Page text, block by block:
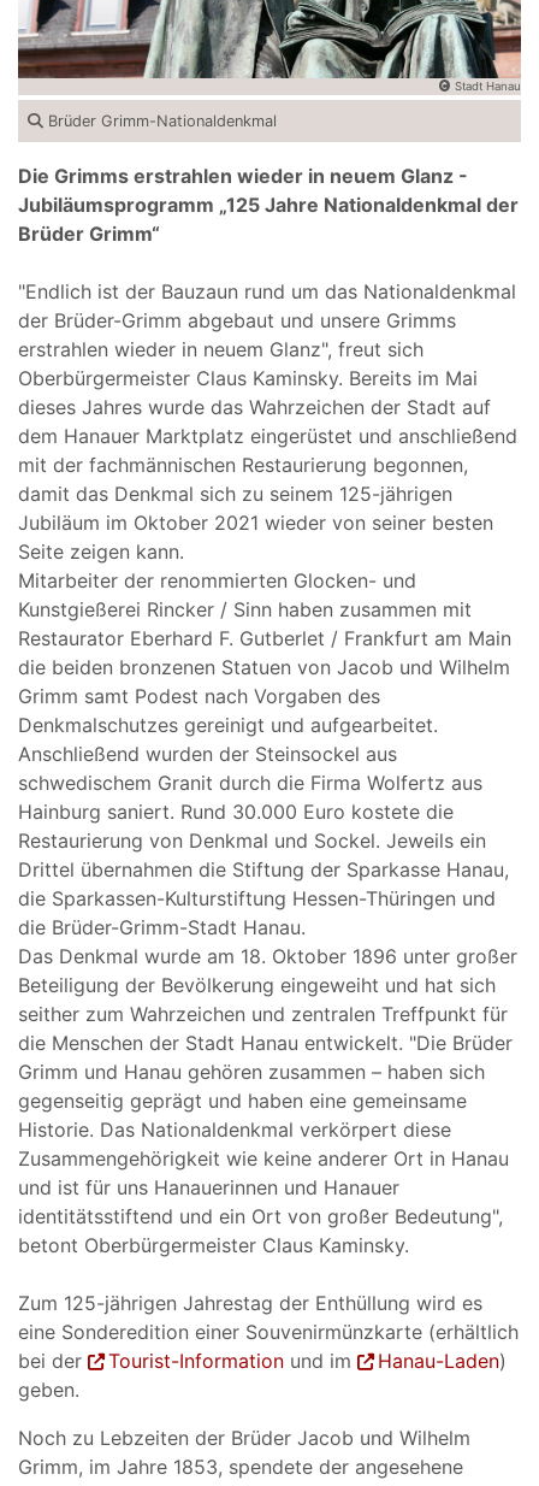
Stadt Hanau
Brüder Grimm-Nationaldenkmal
Die Grimms erstrahlen wieder in neuem Glanz -
Jubiläumsprogramm „125 Jahre Nationaldenkmal der
Brüder Grimm“
"Endlich ist der Bauzaun rund um das Nationaldenkmal
der Brüder-Grimm abgebaut und unsere Grimms
erstrahlen wieder in neuem Glanz", freut sich
Oberbürgermeister Claus Kaminsky. Bereits im Mai
dieses Jahres wurde das Wahrzeichen der Stadt auf
dem Hanauer Marktplatz eingerüstet und anschließend
mit der fachmännischen Restaurierung begonnen,
damit das Denkmal sich zu seinem 125-jährigen
Jubiläum im Oktober 2021 wieder von seiner besten
Seite zeigen kann.
Mitarbeiter der renommierten Glocken- und
Kunstgießerei Rincker / Sinn haben zusammen mit
Restaurator Eberhard F. Gutberlet / Frankfurt am Main
die beiden bronzenen Statuen von Jacob und Wilhelm
Grimm samt Podest nach Vorgaben des
Denkmalschutzes gereinigt und aufgearbeitet.
Anschließend wurden der Steinsockel aus
schwedischem Granit durch die Firma Wolfertz aus
Hainburg saniert. Rund 30.000 Euro kostete die
Restaurierung von Denkmal und Sockel. Jeweils ein
Drittel übernahmen die Stiftung der Sparkasse Hanau,
die Sparkassen-Kulturstiftung Hessen-Thüringen und
die Brüder-Grimm-Stadt Hanau.
Das Denkmal wurde am 18. Oktober 1896 unter großer
Beteiligung der Bevölkerung eingeweiht und hat sich
seither zum Wahrzeichen und zentralen Treffpunkt für
die Menschen der Stadt Hanau entwickelt. "Die Brüder
Grimm und Hanau gehören zusammen – haben sich
gegenseitig geprägt und haben eine gemeinsame
Historie. Das Nationaldenkmal verkörpert diese
Zusammengehörigkeit wie keine anderer Ort in Hanau
und ist für uns Hanauerinnen und Hanauer
identitätsstiftend und ein Ort von großer Bedeutung",
betont Oberbürgermeister Claus Kaminsky.
Zum 125-jährigen Jahrestag der Enthüllung wird es
eine Sonderedition einer Souvenirmünzkarte (erhältlich
bei der
Tourist-Information und im Hanau-Laden)
geben.
Noch zu Lebzeiten der Brüder Jacob und Wilhelm
Grimm, im Jahre 1853, spendete der angesehene